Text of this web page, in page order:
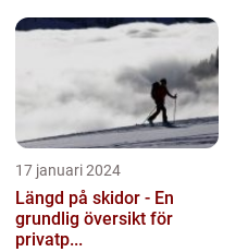
17 januari 2024
Längd på skidor - En
grundlig översikt för
privatp...